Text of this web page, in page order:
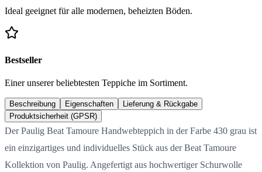
Ideal geeignet für alle modernen, beheizten Böden.
Bestseller
Einer unserer beliebtesten Teppiche im Sortiment.
Beschreibung Eigenschaften
Lieferung & Rückgabe
Produktsicherheit (GPSR)
Der Paulig Beat Tamoure Handwebteppich in der Farbe 430 grau ist
ein einzigartiges und individuelles Stück aus der Beat Tamoure
Kollektion von Paulig. Angefertigt aus hochwertiger Schurwolle